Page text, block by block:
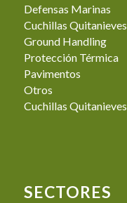
Defensas Marinas
Cuchillas Quitanieves
Ground Handling
Protección Térmica
Pavimentos
Otros
Cuchillas Quitanieves
SECTORES